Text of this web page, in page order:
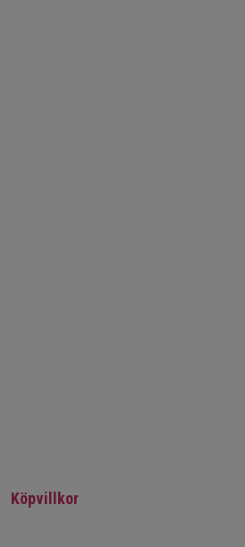
Köpvillkor